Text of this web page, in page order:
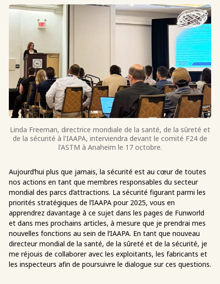
Linda Freeman, directrice mondiale de la santé, de la sûreté et
de la sécurité à l'IAAPA, interviendra devant le comité F24 de
l'ASTM à Anaheim le 17 octobre.
Aujourd’hui plus que jamais, la sécurité est au cœur de toutes
nos actions en tant que membres responsables du secteur
mondial des parcs d’attractions. La sécurité figurant parmi les
priorités stratégiques de l’IAAPA pour 2025, vous en
apprendrez davantage à ce sujet dans les pages de Funworld
et dans mes prochains articles, à mesure que je prendrai mes
nouvelles fonctions au sein de l’IAAPA. En tant que nouveau
directeur mondial de la santé, de la sûreté et de la sécurité, je
me réjouis de collaborer avec les exploitants, les fabricants et
les inspecteurs afin de poursuivre le dialogue sur ces questions.